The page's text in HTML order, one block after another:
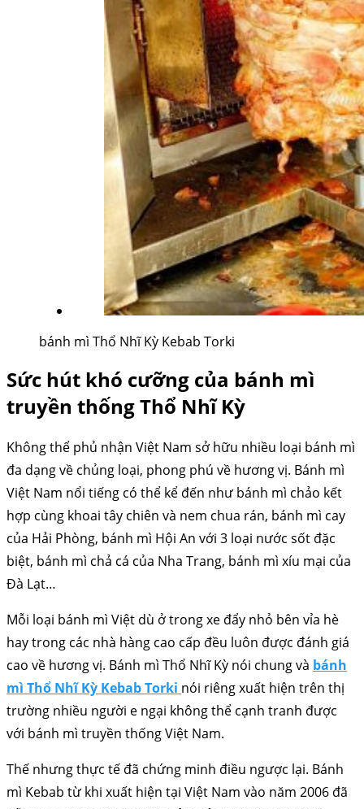
bánh mì Thổ Nhĩ Kỳ Kebab Torki
Sức hút khó cưỡng của bánh mì
truyền thống Thổ Nhĩ Kỳ
Không thể phủ nhận Việt Nam sở hữu nhiều loại bánh mì
đa dạng về chủng loại, phong phú về hương vị. Bánh mì
Việt Nam nổi tiếng có thể kể đến như bánh mì chảo kết
hợp cùng khoai tây chiên và nem chua rán, bánh mì cay
của Hải Phòng, bánh mì Hội An với 3 loại nước sốt đặc
biệt, bánh mì chả cá của Nha Trang, bánh mì xíu mại của
Đà Lạt…
Mỗi loại bánh mì Việt dù ở trong xe đẩy nhỏ bên vỉa hè
hay trong các nhà hàng cao cấp đều luôn được đánh giá
cao về hương vị. Bánh mì Thổ Nhĩ Kỳ nói chung và bánh
mì Thổ Nhĩ Kỳ Kebab Torki nói riêng xuất hiện trên thị
trường nhiều người e ngại không thể cạnh tranh được
với bánh mì truyền thống Việt Nam.
Thế nhưng thực tế đã chứng minh điều ngược lại. Bánh
mì Kebab từ khi xuất hiện tại Việt Nam vào năm 2006 đã